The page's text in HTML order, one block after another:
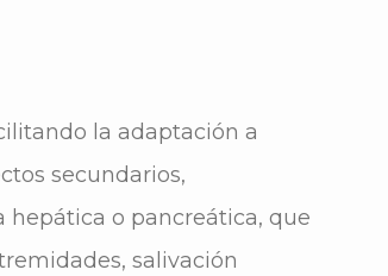
la adaptación a
secundarios,
hepática o pancreática, que
salivación